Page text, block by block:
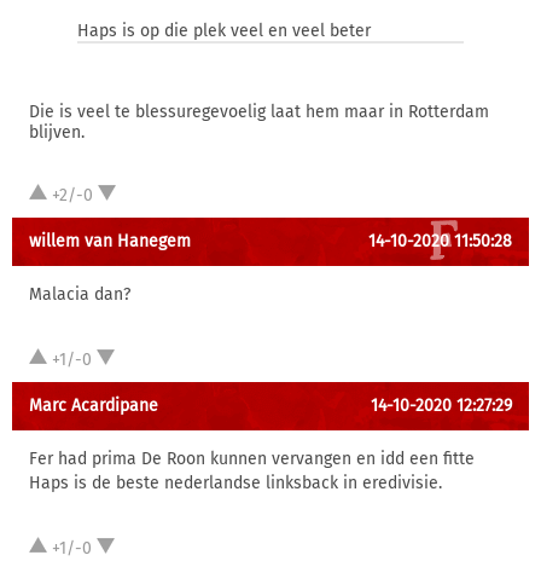
Haps is op die plek veel en veel beter
Die is veel te blessuregevoelig laat hem maar in Rotterdam
blijven.
+2/-0
willem van Hanegem 14-10-2020 11:50:28
Malacia dan?
+1/-0
Marc Acardipane 14-10-2020 12:27:29
Fer had prima De Roon kunnen vervangen en idd een fitte
Haps is de beste nederlandse linksback in eredivisie.
+1/-0